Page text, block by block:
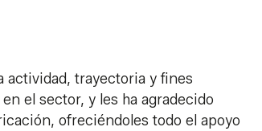
actividad, trayectoria y fines
el sector, y les ha agradecido
ofreciéndoles todo el apoyo